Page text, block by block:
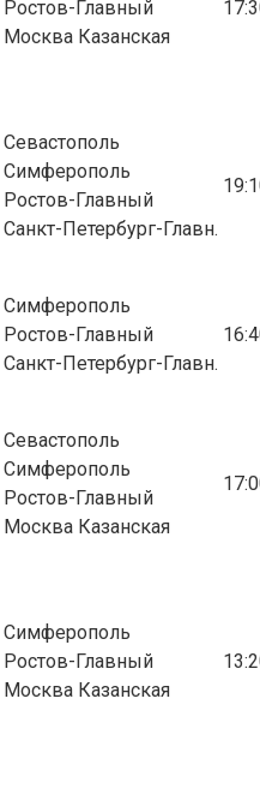
Ростов-Главный
Москва Казанская
Севастополь
Симферополь
Ростов-Главный
Санкт-Петербург-Главн.
Симферополь
Ростов-Главный
Санкт-Петербург-Главн.
Севастополь
Симферополь
Ростов-Главный
Москва Казанская
Симферополь
Ростов-Главный
Москва Казанская